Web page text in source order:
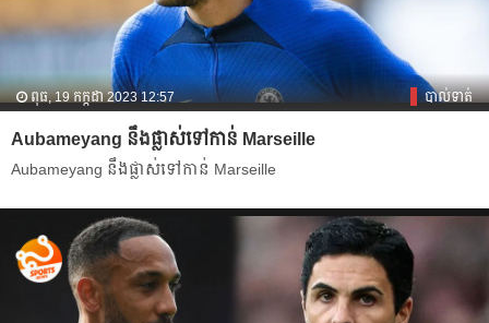
ពុធ, 19 កក្កដា 2023 12:57 បាល់ទាត់
Aubameyang នឹង​ផ្លាស់​ទៅ​កាន់​ Marseille
Aubameyang នឹង​ផ្លាស់​ទៅ​កាន់​ Marseille